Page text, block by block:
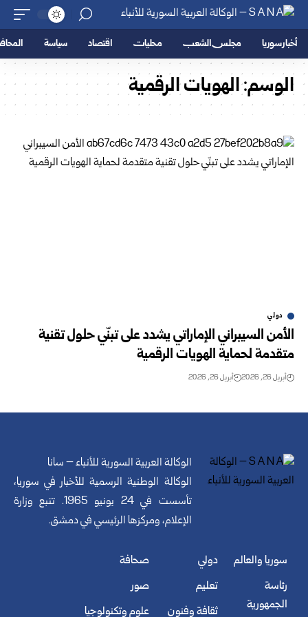
أخبار سوريا مجلس الشعب محليات اقتصاد سياسة
الوسم:الهويات الرقمية
دولي
الأمن السيبراني الإماراتي يشدد على تبنّي حلول تقنية
متقدمة لحماية الهويات الرقمية
أبريل 26, 2026 أبريل 26, 2026
الوكالة العربية السورية للأنباء – سانا
الوكالة الوطنية الرسمية للأخبار في سوريا،
تأسست في 24 يونيو 1965. تتبع وزارة
الإعلام، ومركزها الرئيسي في دمشق.
سوريا والعالم
رئاسة
الجمهورية
دولي
تعليم
ثقافة وفنون
صحافة
صور
علوم وتكنولوجيا